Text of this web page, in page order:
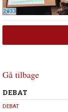
Gå tilbage
Debat
DEBAT
5.
DEBAT